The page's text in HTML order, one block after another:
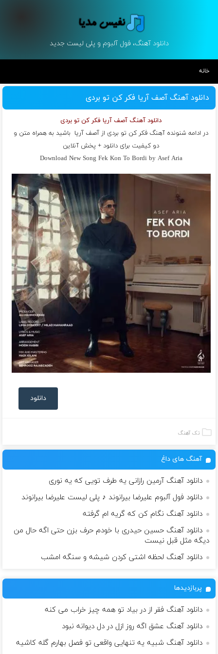
دانلود آهنگ، فول آلبوم و پلی لیست جدید
خانه
دانلود آهنگ آصف آریا فکر کن تو بردی
دانلود آهنگ آصف آریا فکر کن تو بردی
در ادامه شنونده آهنگ فکر کن تو بردی از آصف آریاباشید به همراه متن و
دو کیفیت برای دانلود + پخش آنلاین
Download New Song Fek Kon To Bordi by Asef Aria
دانلود
تک آهنگ
آهنگ های داغ
دانلود آهنگ آرمین رازانی یه طرف تویی که یه نوری
دانلود فول آلبوم علیرضا بیرانوند ♪ پلی لیست علیرضا بیرانوند
دانلود آهنگ نگام کن که گریه ام گرفته
دانلود آهنگ حسین حیدری با خودم حرف بزن حتی اگه حال من
دیگه مثل قبل نیست
دانلود آهنگ لحظه اشتی کردن شیشه و سنگه امشب
پربازدیدها
دانلود آهنگ فقر از در بیاد تو همه چیز خراب می کنه
دانلود آهنگ عشق اگه روز ازل در دل دیوانه نبود
دانلود آهنگ شبیه یه تنهایی واقعی تو فصل بهارم گله کاشیه